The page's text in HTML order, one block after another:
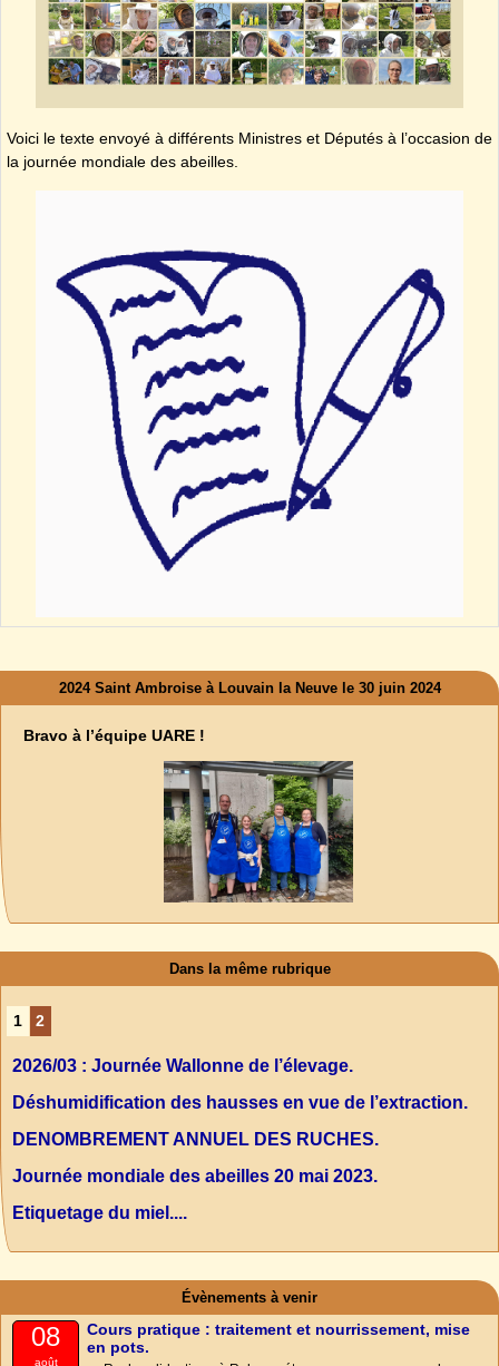
Voici le texte envoyé à différents Ministres et Députés à l’occasion de
la journée mondiale des abeilles.
2024 Saint Ambroise à Louvain la Neuve le 30 juin 2024
Bravo à l’équipe UARE !
Dans la même rubrique
1 2
2026/03 : Journée Wallonne de l’élevage.
Déshumidification des hausses en vue de l’extraction.
DENOMBREMENT ANNUEL DES RUCHES.
Journée mondiale des abeilles 20 mai 2023.
Etiquetage du miel....
Évènements à venir
08
août
Cours pratique : traitement et nourrissement, mise
en pots.